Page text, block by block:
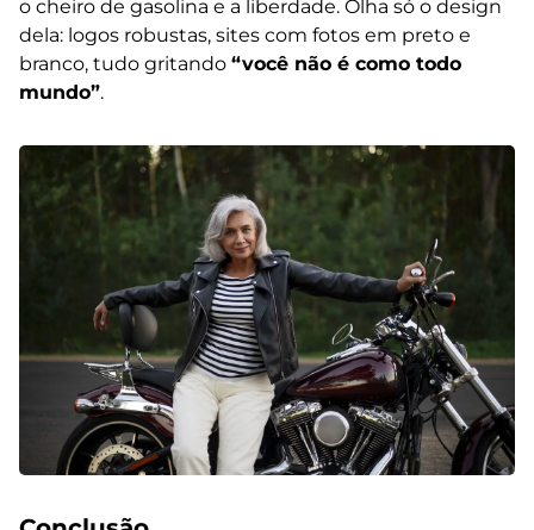
o cheiro de gasolina e a liberdade. Olha só o design
dela: logos robustas, sites com fotos em preto e
branco, tudo gritando “você não é como todo
mundo”.